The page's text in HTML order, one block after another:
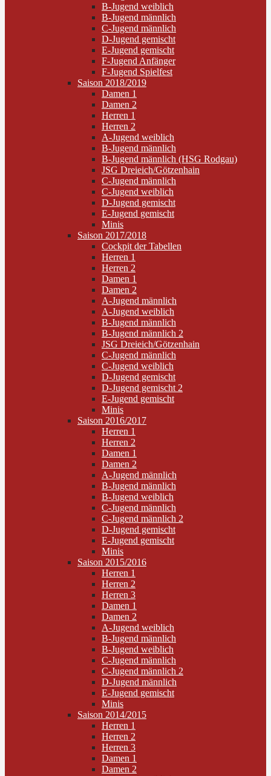
B-Jugend weiblich
B-Jugend männlich
C-Jugend männlich
D-Jugend gemischt
E-Jugend gemischt
F-Jugend Anfänger
F-Jugend Spielfest
Saison 2018/2019
Damen 1
Damen 2
Herren 1
Herren 2
A-Jugend weiblich
B-Jugend männlich
B-Jugend männlich (HSG Rodgau)
JSG Dreieich/Götzenhain
C-Jugend männlich
C-Jugend weiblich
D-Jugend gemischt
E-Jugend gemischt
Minis
Saison 2017/2018
Cockpit der Tabellen
Herren 1
Herren 2
Damen 1
Damen 2
A-Jugend männlich
A-Jugend weiblich
B-Jugend männlich
B-Jugend männlich 2
JSG Dreieich/Götzenhain
C-Jugend männlich
C-Jugend weiblich
D-Jugend gemischt
D-Jugend gemischt 2
E-Jugend gemischt
Minis
Saison 2016/2017
Herren 1
Herren 2
Damen 1
Damen 2
A-Jugend männlich
B-Jugend männlich
B-Jugend weiblich
C-Jugend männlich
C-Jugend männlich 2
D-Jugend gemischt
E-Jugend gemischt
Minis
Saison 2015/2016
Herren 1
Herren 2
Herren 3
Damen 1
Damen 2
A-Jugend weiblich
B-Jugend männlich
B-Jugend weiblich
C-Jugend männlich
C-Jugend männlich 2
D-Jugend männlich
E-Jugend gemischt
Minis
Saison 2014/2015
Herren 1
Herren 2
Herren 3
Damen 1
Damen 2